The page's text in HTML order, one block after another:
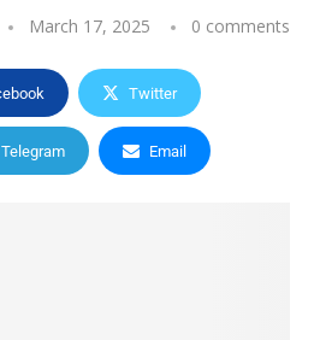
March 17, 2025 0 comments
Twitter
Telegram Email